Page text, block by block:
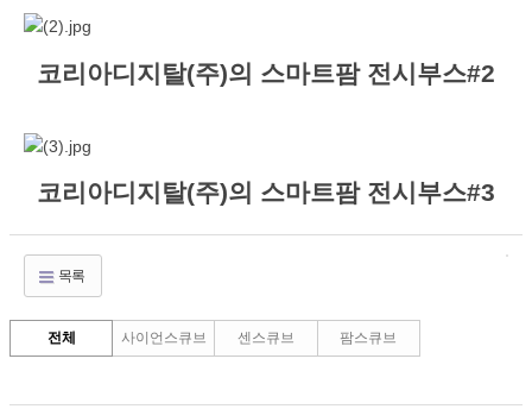
코리아디지탈(주)의 스마트팜 전시부스#2
코리아디지탈(주)의 스마트팜 전시부스#3
목록
전체 사이언스큐브 센스큐브 팜스큐브